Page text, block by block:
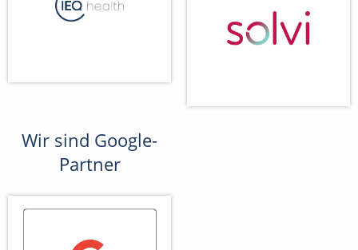
Wir sind Google-
Partner